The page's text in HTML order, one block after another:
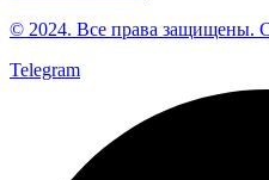
© 2024. Все права защищены.
Telegram